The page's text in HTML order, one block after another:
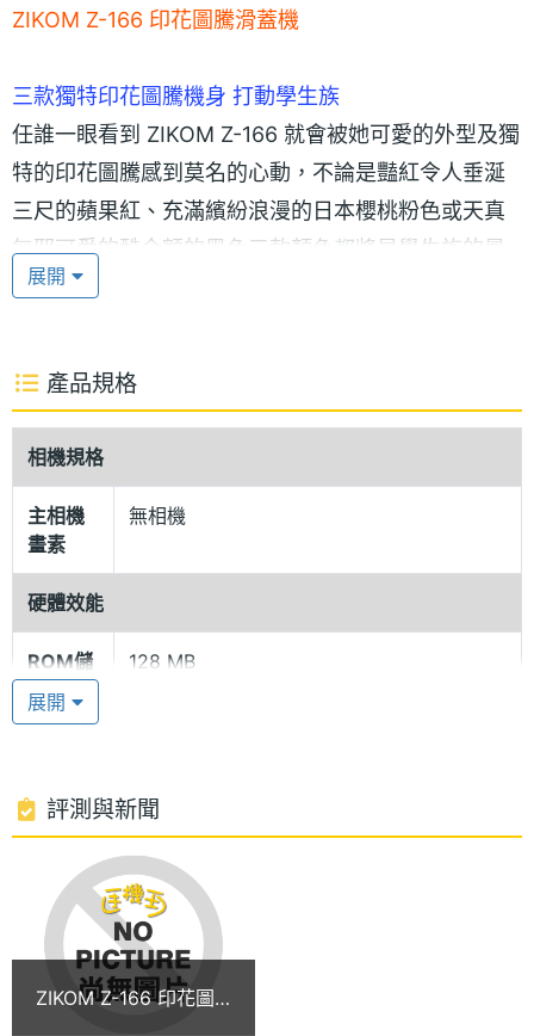
ZIKOM Z-166 印花圖騰滑蓋機
三款獨特印花圖騰機身 打動學生族
任誰一眼看到 ZIKOM Z-166 就會被她可愛的外型及獨
特的印花圖騰感到莫名的心動，不論是豔紅令人垂涎
三尺的蘋果紅、充滿繽紛浪漫的日本櫻桃粉色或天真
無邪可愛的酷企額的黑色三款顏色都將是學生族的最
愛；獨特的印花圖騰突顯手機使用者典雅氣質，溫柔
偶像新發片的主打歌當然當仁不讓，有台 ZIKOM Z-
166 能支援 MP3 LRC 詞曲同步功能就可以隨時隨地
唸唱最新的流行歌曲，亦可將英文教材內的 CD 轉成
MP3 檔放在 Z-166 內，就變成最佳的英文學習工具
囉。
槽，可擴充記憶體，方便隨身檔案管理；雖然只是簡
單基本功能，但還是為學生族群設想的 ZIKOM Z-166
仍附有錄音功能，方便同學錄音老師的上課的教學內
容，回家複習課業。
ZIKOM Z-166 功能特色:
展開
產品規格
相機規格
主相機
畫素
無相機
硬體效能
ROM儲
存空間
128 MB
電池容
量
600 mAh(毫安培)
最大通
話時間
3 HR(小時)
最大待
機時間
6.66 天
展開
評測與新聞
ZIKOM Z-166 印花圖